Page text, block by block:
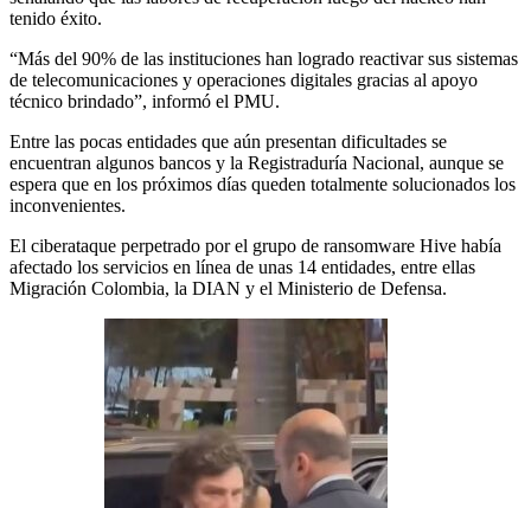
tenido éxito.
“Más del 90% de las instituciones han logrado reactivar sus sistemas
de telecomunicaciones y operaciones digitales gracias al apoyo
técnico brindado”, informó el PMU.
Entre las pocas entidades que aún presentan dificultades se
encuentran algunos bancos y la Registraduría Nacional, aunque se
espera que en los próximos días queden totalmente solucionados los
inconvenientes.
El ciberataque perpetrado por el grupo de ransomware Hive había
afectado los servicios en línea de unas 14 entidades, entre ellas
Migración Colombia, la DIAN y el Ministerio de Defensa.